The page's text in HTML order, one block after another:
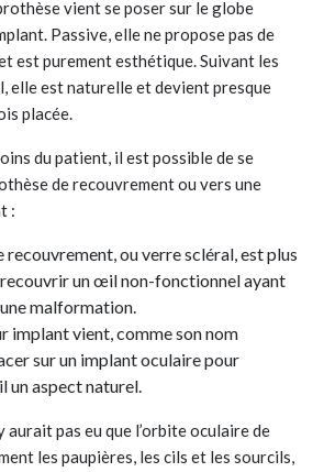
vient se poser sur le globe
Passive, elle ne propose pas de
est purement esthétique. Suivant les
elle est naturelle et devient presque
placée.
du patient, il est possible de se
de recouvrement ou vers une
:
recouvrement, ou verre scléral, est plus
un œil non-fonctionnel ayant
malformation.
implant vient, comme son nom
sur un implant oculaire pour
un aspect naturel.
aurait pas eu que l’orbite oculaire de
les paupières, les cils et les sourcils,